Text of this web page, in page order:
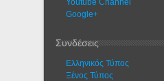
Google+
Συνδέσεις
Ελληνικός Τύπος
Ξένος Τύπος